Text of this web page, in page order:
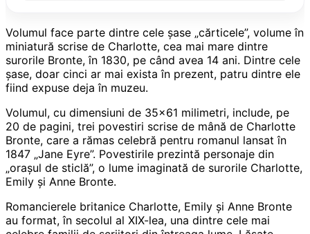
Volumul face parte dintre cele șase „cărticele”, volume în
miniatură scrise de Charlotte, cea mai mare dintre
surorile Bronte, în 1830, pe când avea 14 ani. Dintre cele
șase, doar cinci ar mai exista în prezent, patru dintre ele
fiind expuse deja în muzeu.
Volumul, cu dimensiuni de 35×61 milimetri, include, pe
20 de pagini, trei povestiri scrise de mână de Charlotte
Bronte, care a rămas celebră pentru romanul lansat în
1847 „Jane Eyre”. Povestirile prezintă personaje din
„orașul de sticlă”, o lume imaginată de surorile Charlotte,
Emily și Anne Bronte.
Romancierele britanice Charlotte, Emily şi Anne Bronte
au format, în secolul al XIX-lea, una dintre cele mai